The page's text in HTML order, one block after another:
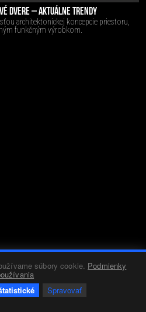
súbory cookie. Podmienky
Spravovať
DVERE – AKTUÁLNE TRENDY
architektonickej koncepcie priestoru,
funkčným výrobkom.